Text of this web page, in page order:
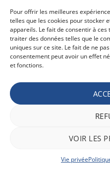
Pour offrir les meilleures
telles que les cookies pour stocker
appareils. Le fait de consentir à
traiter des données telles que le
uniques sur ce site. Le fait de ne
consentement peut avoir un effet
et fonctions.
VOIR LES
Vie privée
7,20 €
CONDITIONS GÉNÉRALE DE
Vie privée
Politique de confidentialité